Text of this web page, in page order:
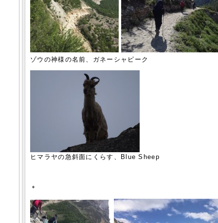
ゾウの神様の名前、ガネーシャピーク
ヒマラヤの急斜面にくらす、Blue Sheep
＊